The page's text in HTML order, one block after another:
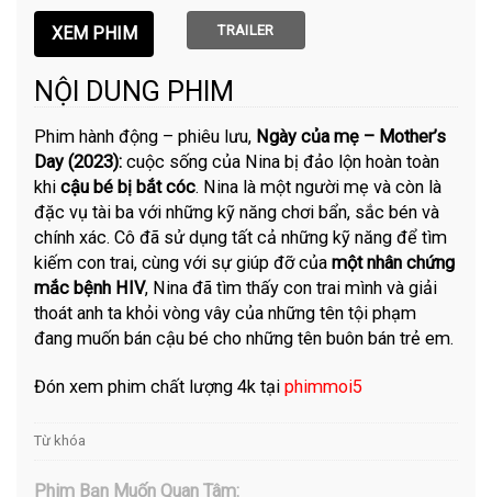
TRAILER
NỘI DUNG PHIM
Phim hành động – phiêu lưu, Ngày của mẹ – Mother’s
Day (2023): cuộc sống của Nina bị đảo lộn hoàn toàn
khicậu bé bị bắt cóc. Nina là một người mẹ và còn là
đặc vụ tài ba với những kỹ năng chơi bẩn, sắc bén và
chính xác. Cô đã sử dụng tất cả những kỹ năng để tìm
kiếm con trai, cùng với sự giúp đỡ củamột nhân chứng
mắc bệnh HIV, Nina đã tìm thấy con trai mình và giải
thoát anh ta khỏi vòng vây của những tên tội phạm
đang muốn bán cậu bé cho những tên buôn bán trẻ em.
Đón xem phim chất lượng 4k tạiphimmoi5
Từ khóa
Phim Bạn Muốn Quan Tâm: